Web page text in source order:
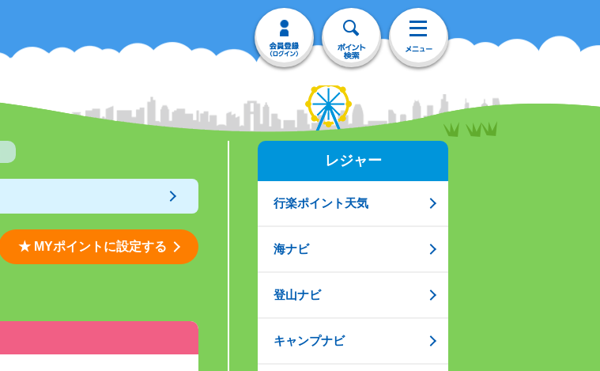
★ MYポイントに設定する
レジャー
行楽ポイント天気
海ナビ
登山ナビ
キャンプナビ